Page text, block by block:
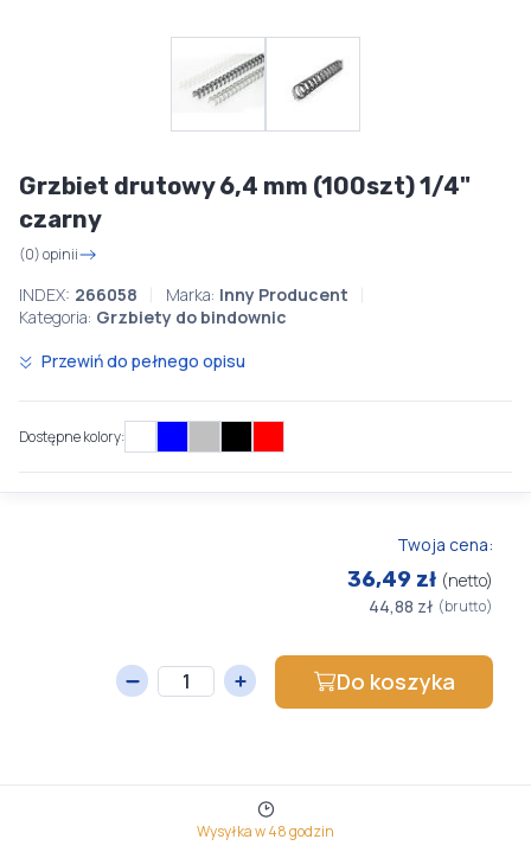
Grzbiet drutowy 6,4 mm (100szt) 1/4"
czarny
(0) opinii
INDEX: 266058 Marka: Inny Producent
Kategoria: Grzbiety do bindownic
Przewiń do pełnego opisu
Dostępne kolory:
Twoja cena:
36,49 zł (netto)
44,88 zł (brutto)
Do koszyka
Wysyłka w 48 godzin